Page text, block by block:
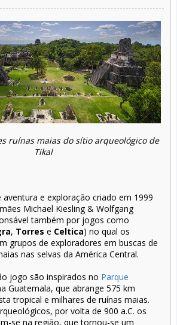
ruínas maias do sítio arqueológico de
Tikal
e exploração criado em 1999
Michael Kiesling & Wolfgang
também por jogos como
, Torres e Celtica) no qual os
grupos de exploradores em buscas de
nas selvas da América Central.
jogo são inspirados no Parque
Guatemala, que abrange 575 km
tropical e milhares de ruínas maias.
por volta de 900 a.C. os
se na região, que tornou-se um